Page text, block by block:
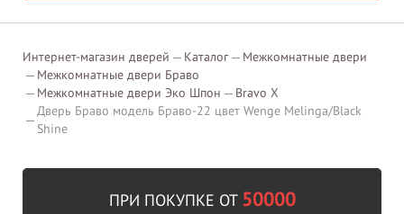
Интернет-магазин дверей Каталог
Межкомнатные двери
Межкомнатные двери Браво
Межкомнатные двери Эко Шпон
Bravo X
Дверь Браво модель Браво-22 цвет Wenge Melinga/Black
Shine
ПРИ ПОКУПКЕ ОТ 50000